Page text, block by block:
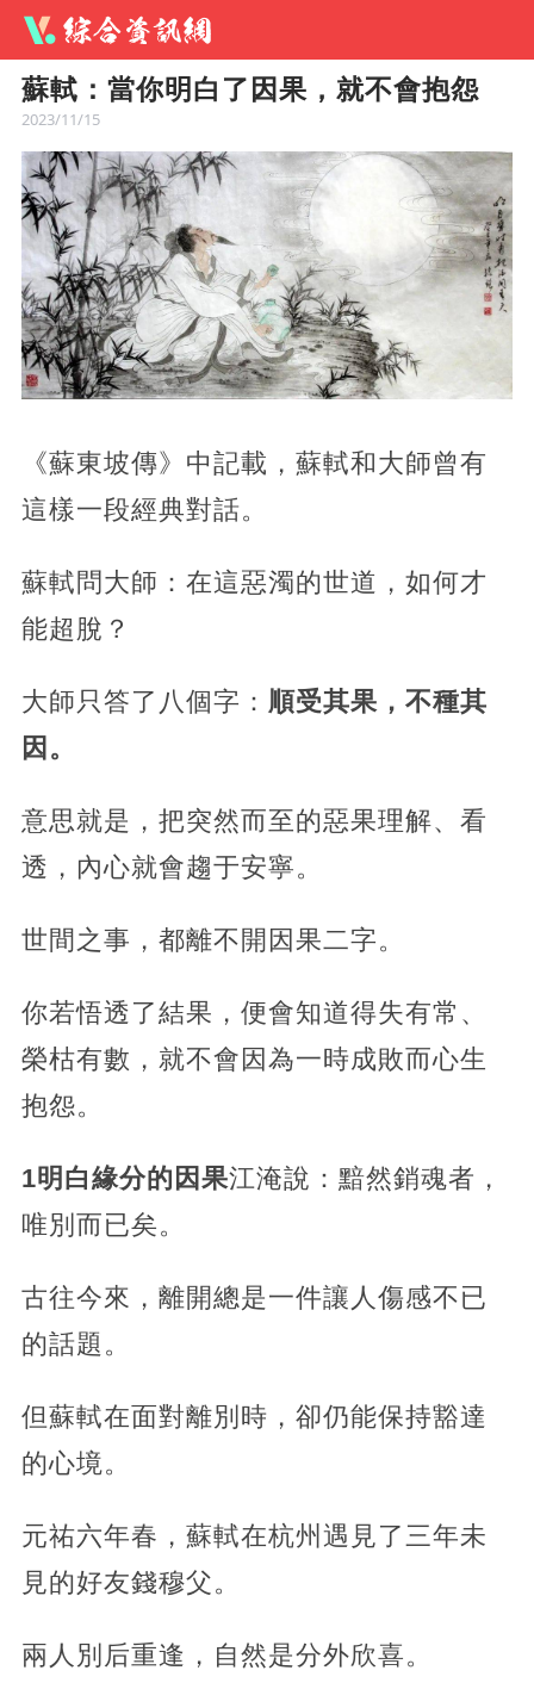
蘇軾：當你明白了因果，就不會抱怨
2023/11/15
《蘇東坡傳》中記載，蘇軾和大師曾有
這樣一段經典對話。
蘇軾問大師：在這惡濁的世道，如何才
能超脫？
大師只答了八個字： 順受其果，不種其
因。
意思就是，把突然而至的惡果理解、看
透，內心就會趨于安寧。
世間之事，都離不開因果二字。
你若悟透了結果，便會知道得失有常、
榮枯有數，就不會因為一時成敗而心生
抱怨。
1明白緣分的因果江淹說：黯然銷魂者，
唯別而已矣。
古往今來，離開總是一件讓人傷感不已
的話題。
但蘇軾在面對離別時，卻仍能保持豁達
的心境。
元祐六年春，蘇軾在杭州遇見了三年未
見的好友錢穆父。
兩人別后重逢，自然是分外欣喜。